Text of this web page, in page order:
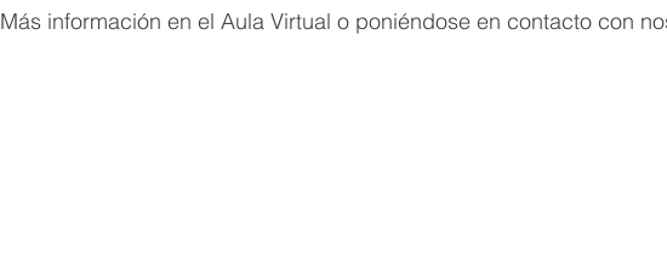
Más información en el Aula Virtual o poniéndose en contacto con